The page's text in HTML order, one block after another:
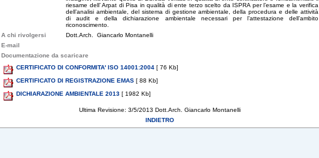
riesame dell’ Arpat di Pisa in qualità di ente terzo scelto da ISPRA per l’esame e la verifica
dell’analisi ambientale, del sistema di gestione ambientale, della procedura e delle attività
di audit e della dichiarazione ambientale necessari per l’attestazione dell’ambito
riconoscimento.
A chi rivolgersi
Dott.Arch. Giancarlo Montanelli
E-mail
Documentazione da scaricare
CERTIFICATO DI CONFORMITA' ISO 14001:2004 [ 76 Kb]
CERTIFICATO DI REGISTRAZIONE EMAS [ 88 Kb]
DICHIARAZIONE AMBIENTALE 2013 [ 1982 Kb]
Ultima Revisione: 3/5/2013 Dott.Arch. Giancarlo Montanelli
INDIETRO